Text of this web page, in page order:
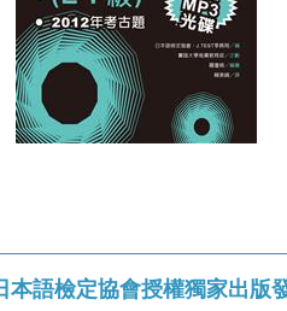
本語檢定協會授權獨家出版